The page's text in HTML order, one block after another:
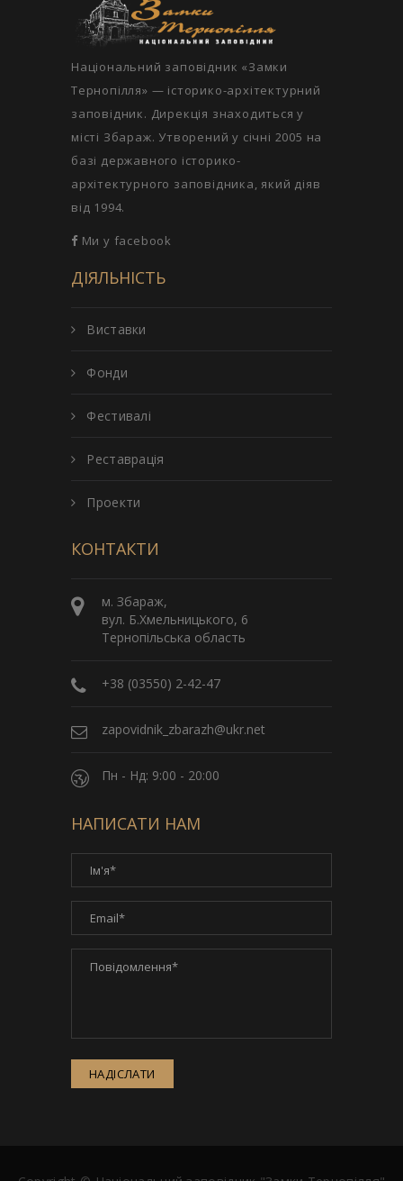
Національний заповідник «Замки
Тернопілля» — історико-архітектурний
заповідник. Дирекція знаходиться у
місті Збараж. Утворений у січні 2005 на
базі державного історико-
архітектурного заповідника, який діяв
від 1994.
Ми у facebook
ДІЯЛЬНІСТЬ
Виставки
Фонди
Фестивалі
Реставрація
Проекти
КОНТАКТИ
м. Збараж,
вул. Б.Хмельницького, 6
Тернопільська область
+38 (03550) 2-42-47
zapovidnik_zbarazh@ukr.net
Пн - Нд: 9:00 - 20:00
НАПИСАТИ НАМ
НАДІСЛАТИ